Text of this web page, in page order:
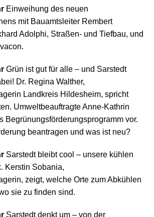
Einweihung des neuen
mit Bauamtsleiter Rembert
Adolphi, Straßen- und Tiefbau, und
Grün ist gut für alle – und Sarstedt
Dr. Regina Walther,
Landkreis Hildesheim, spricht
Umweltbeauftragte Anne-Kathrin
Begrünungsförderungsprogramm vor.
beantragen und was ist neu?
r Sarstedt bleibt cool – unsere kühlen
Kerstin Sobania,
zeigt, welche Orte zum Abkühlen
sie zu finden sind.
Sarstedt denkt um – von der